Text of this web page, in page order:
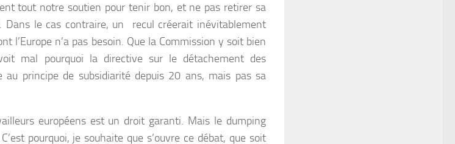
tout notre soutien pour tenir bon, et ne pas retirer sa
Dans le cas contraire, un recul créerait inévitablement
l’Europe n’a pas besoin. Que la Commission y soit bien
mal pourquoi la directive sur le détachement des
au principe de subsidiarité depuis 20 ans, mais pas sa
européens est un droit garanti. Mais le dumping
pourquoi, je souhaite que s’ouvre ce débat, que soit